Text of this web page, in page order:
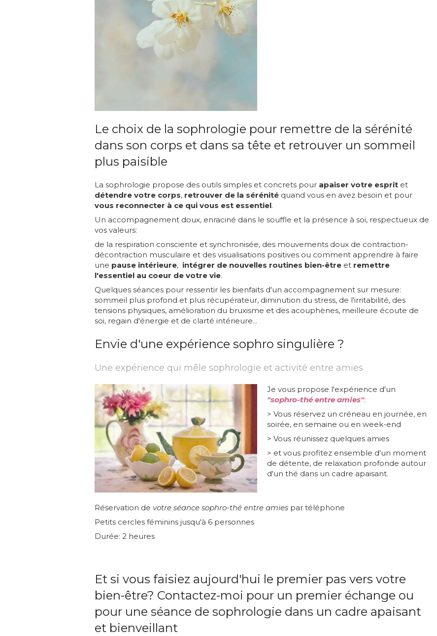
Le choix de la sophrologie pour remettre de la sérénité
dans son corps et dans sa tête et retrouver un sommeil
plus paisible
La sophrologie propose des outils simples et concrets pour apaiser votre esprit et
détendre votre corps, retrouver de la sérénité quand vous en avez besoin et pour
vous reconnecter à ce qui vous est essentiel.
Un accompagnement doux, enraciné dans le souffle et la présence à soi, respectueux de
vos valeurs:
de la respiration consciente et synchronisée, des mouvements doux de contraction-
décontraction musculaire et des visualisations positives ou comment apprendre à faire
une pause intérieure, intégrer de nouvelles routines bien-être et remettre
l'essentiel au coeur de votre vie.
Quelques séances pour ressentir les bienfaits d'un accompagnement sur mesure:
sommeil plus profond et plus récupérateur, diminution du stress, de l'irritabilité, des
tensions physiques, amélioration du bruxisme et des acouphènes, meilleure écoute de
soi, regain d'énergie et de clarté intérieure...
Envie d'une expérience sophro singulière ?
Une expérience qui mêle sophrologie et activité entre amies
Je vous propose l'expérience d'un
"sophro-thé entre amies":
> Vous réservez un créneau en journée, en
soirée, en semaine ou en week-end
> Vous réunissez quelques amies
> et vous profitez ensemble d'un moment
de détente, de relaxation profonde autour
d'un thé dans un cadre apaisant.
Réservation de votre séance sophro-thé entre amies par téléphone
Petits cercles féminins jusqu'à 6 personnes
Durée: 2 heures
Et si vous faisiez aujourd'hui le premier pas vers votre
bien-être? Contactez-moi pour un premier échange ou
pour une séance de sophrologie dans un cadre apaisant
et bienveillant